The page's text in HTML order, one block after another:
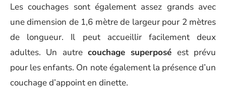
Les couchages sont également assez grands avec
une dimension de 1,6 mètre de largeur pour 2 mètres
de longueur. Il peut accueillir facilement deux
adultes. Un autre couchage superposé est prévu
pour les enfants. On note également la présence d’un
couchage d’appoint en dinette.